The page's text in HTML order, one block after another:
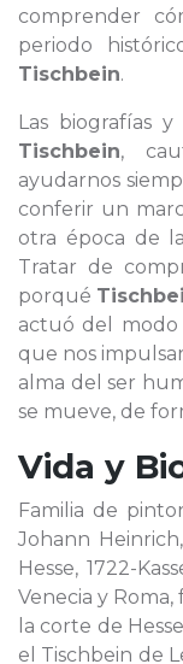
comprender
periodo
Tischbein.
Las biografías
Tischbein,
ayudarnos
conferir un
otra época de
Tratar de
porqué
actuó del modo
que nos
alma del ser
se mueve, de
Vida y
Familia de
Johann
Hesse, 1722-
Venecia y
la corte de
el Tischbein de